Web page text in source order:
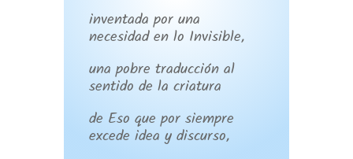
inventada por una
necesidad en lo Invisible,
una pobre traducción al
sentido de la criatura
de Eso que por siempre
excede idea y discurso,